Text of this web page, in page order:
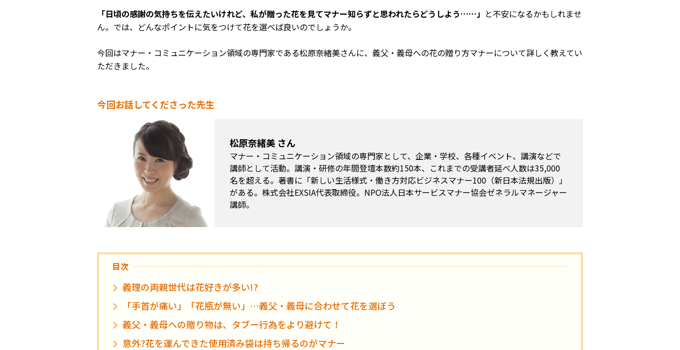
「日頃の感謝の気持ちを伝えたいけれど、私が贈った花を見てマナー知らずと思われたらどうしよう……」 と不安になるかもしれませ
ん。では、どんなポイントに気をつけて花を選べば良いのでしょうか。
今回はマナー・コミュニケーション領域の専門家である松原奈緒美さんに、義父・義母への花の贈り方マナーについて詳しく教えてい
ただきました。
今回お話してくださった先生
松原奈緒美 さん
マナー・コミュニケーション領域の専門家として、企業・学校、各種イベント、講演などで
講師として活動。講演・研修の年間登壇本数約150本、これまでの受講者延べ人数は35,000
名を超える。著書に「新しい生活様式・働き方対応ビジネスマナー100（新日本法規出版）」
がある。株式会社EXSIA代表取締役。NPO法人日本サービスマナー協会ゼネラルマネージャー
講師。
目次
義理の両親世代は花好きが多い!?
「手首が痛い」「花瓶が無い」…義父・義母に合わせて花を選ぼう
義父・義母への贈り物は、タブー行為をより避けて！
意外?花を運んできた使用済み袋は持ち帰るのがマナー